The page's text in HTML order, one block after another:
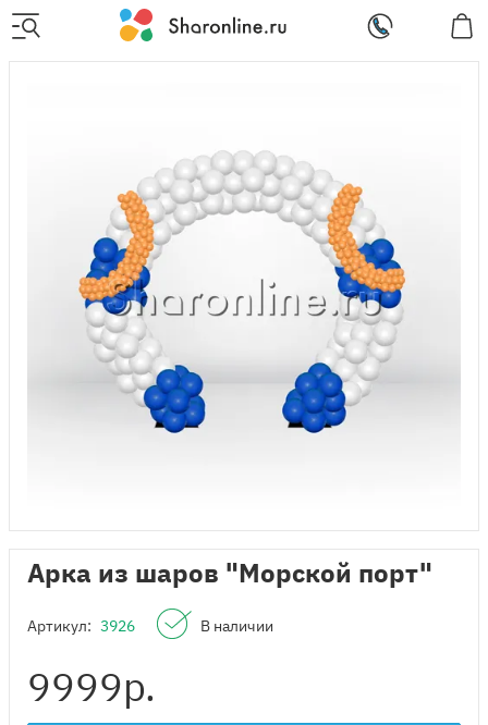
Арка из шаров "Морской порт"
Артикул: 3926 В наличии
9999р.